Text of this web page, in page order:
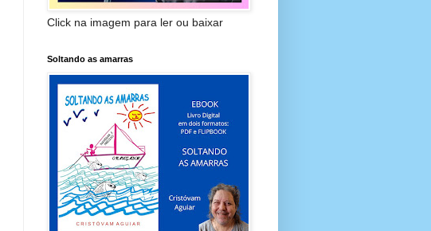
Click na imagem para ler ou baixar
Soltando as amarras